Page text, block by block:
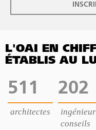
L'OAI EN
ÉTABLIS AU
511
architectes
202
conseils